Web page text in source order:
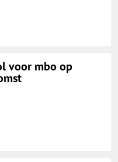
voor mbo op